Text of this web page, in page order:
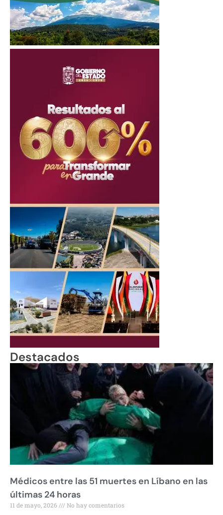
Destacados
Médicos entre las 51 muertes en Líbano en las
últimas 24 horas
11 de mayo, 2026 No hay comentarios